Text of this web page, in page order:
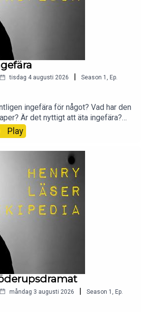
tisdag 4 augusti 2026 Season 1 , Ep.
ingefära för något? Vad har den
Är det nyttigt att äta ingefära?
för bevisad effekt på kroppen? Och
vi använt oss av ingefära?Wikipedia
ingefära.
Play
måndag 3 augusti 2026 | Season 1
Ep.